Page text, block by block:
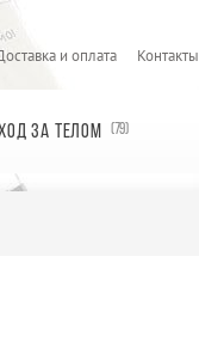
и оплата Контакты
ЗА ТЕЛОМ (79)